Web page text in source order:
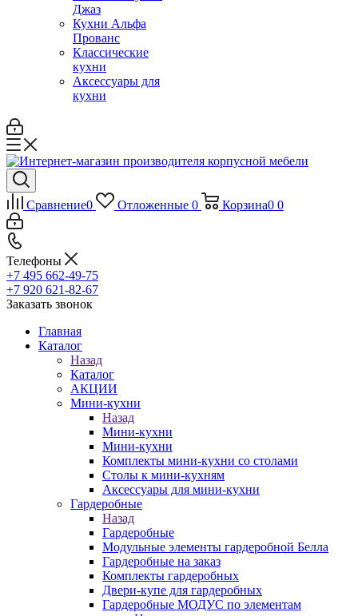
Джаз
Кухни Альфа
Прованс
Классические
кухни
Аксессуары для
кухни
Сравнение0 Отложенные 0 Корзина0 0
Телефоны
+7 495 662-49-75
+7 920 621-82-67
Заказать звонок
Главная
Каталог
Назад
Каталог
АКЦИИ
Мини-кухни
Назад
Мини-кухни
Мини-кухни
Комплекты мини-кухни со столами
Столы к мини-кухням
Аксессуары для мини-кухни
Гардеробные
Назад
Гардеробные
Модульные элементы гардеробной Белла
Гардеробные на заказ
Комплекты гардеробных
Двери-купе для гардеробных
Гардеробные МОДУС по элементам